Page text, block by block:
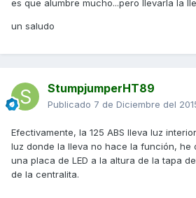
es que alumbre mucho...pero llevarla la
un saludo
StumpjumperHT89
Publicado 7 de Diciembre del
Efectivamente, la 125 ABS lleva luz
luz donde la lleva no hace la función, he
una placa de LED a la altura de la tapa
de la centralita.